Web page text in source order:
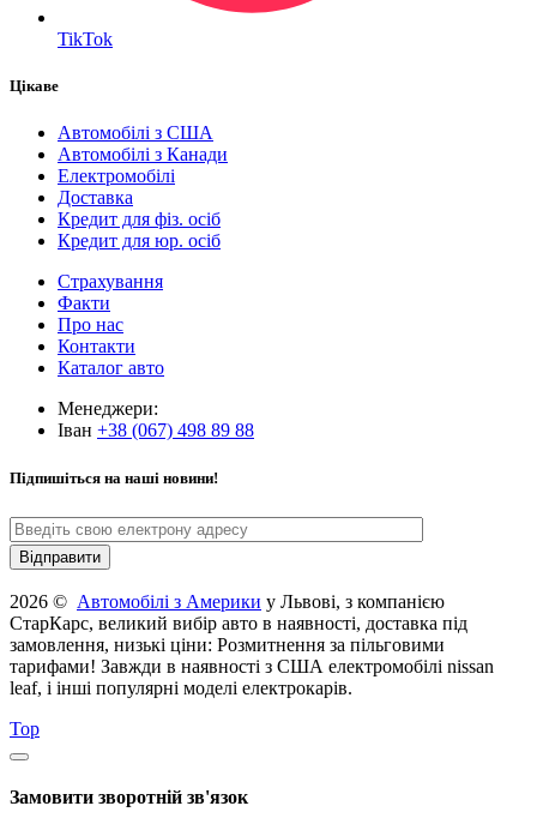
TikTok
Цікаве
Автомобілі з США
Автомобілі з Канади
Електромобілі
Доставка
Кредит для фіз. осіб
Кредит для юр. осіб
Страхування
Факти
Про нас
Контакти
Каталог авто
Менеджери:
Іван +38 (067) 498 89 88
Підпишіться на наші новини!
2026 © Автомобілі з Америки у Львові, з компанією
СтарКарс, великий вибір авто в наявності, доставка під
замовлення, низькі ціни: Розмитнення за пільговими
тарифами! Завжди в наявності з США електромобілі nissan
leaf, і інші популярні моделі електрокарів.
Top
Замовити зворотній зв'язок